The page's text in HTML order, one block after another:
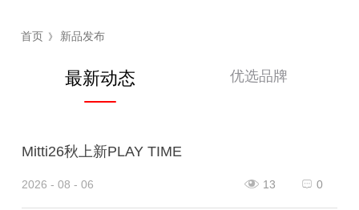
首页 》 新品发布
最新动态 优选品牌
Mitti26秋上新PLAY TIME
2026 - 08 - 06 0
13